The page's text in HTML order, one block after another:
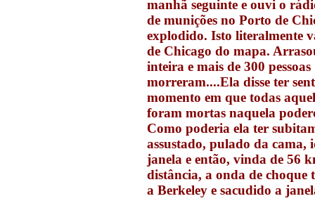
manhã seguinte e ouvi o
de munições no Porto de
explodido. Isto literalmente
de Chicago do mapa.
inteira e mais de 300 pessoas
morreram....Ela disse ter
momento em que todas
foram mortas naquela
Como poderia ela ter
assustado, pulado da cama,
janela e então, vinda de 56
distância, a onda de choque
a Berkeley e sacudido a